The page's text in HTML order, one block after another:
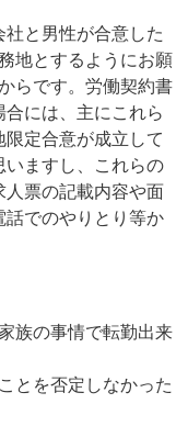
社と男性が合意した
地とするようにお願
らです。労働契約書
には、主にこれら
定合意が成立して
いますし、これらの
人票の記載内容や面
話でのやりとり等か
族の事情で転勤出来
とを否定しなかった